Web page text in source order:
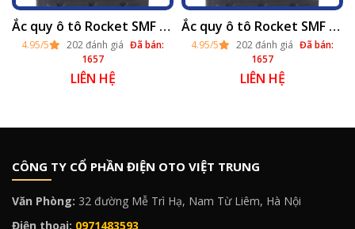
Ắc quy ô tô Rocket SMF 44B19R khô (12v - 40ah) tại Hà Nội 2025
4.95/5 202 đánh giá Đã bán:
1657
LIÊN HỆ
Ắc quy ô tô Rocket SMF 44B19L khô (12v - 40ah) tại Hà Nội 2025
4.95/5 202 đánh giá Đã bán:
1657
LIÊN HỆ
CÔNG TY CỔ PHẦN ĐIỆN OTO VIỆT TRUNG
Văn Phòng: 32 đường Mễ Trì Hạ, Nam Từ Liêm, Hà Nội
Điện thoại: 0971483593